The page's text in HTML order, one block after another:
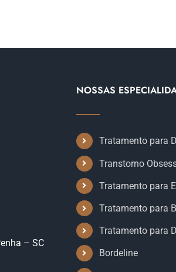
– SC
NOSSAS
Tratamento para
Transtorno
Tratamento para
Tratamento para
Tratamento para
Bordeline